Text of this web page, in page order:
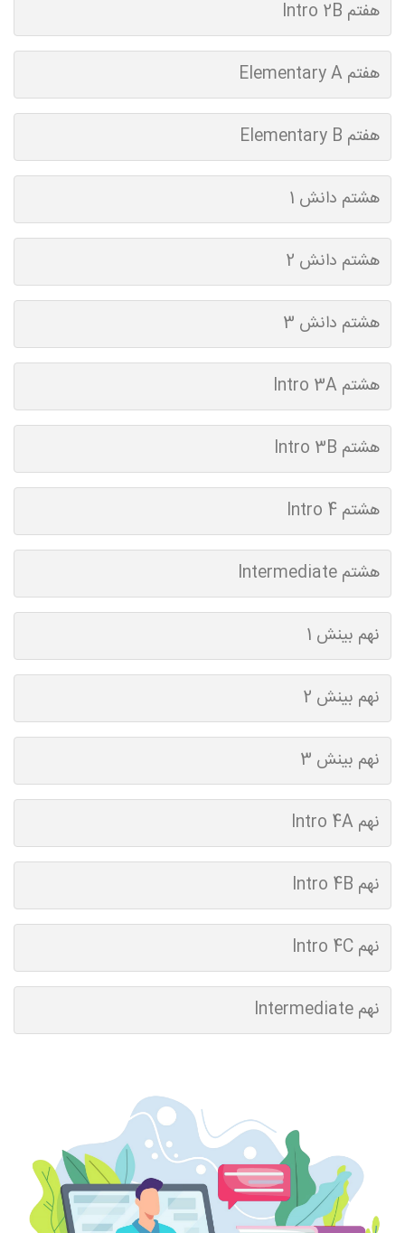
هفتم Intro 2B
هفتم Elementary A
هفتم Elementary B
هشتم دانش 1
هشتم دانش 2
هشتم دانش 3
هشتم Intro 3A
هشتم Intro 3B
هشتم Intro 4
هشتم Intermediate
نهم بینش 1
نهم بینش 2
نهم بینش 3
نهم Intro 4A
نهم Intro 4B
نهم Intro 4C
نهم Intermediate